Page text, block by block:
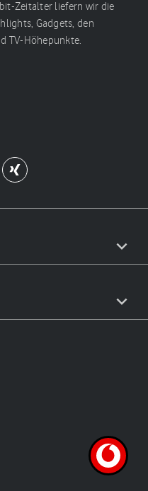
Zeitalter liefern wir die
Gadgets, den
TV-Höhepunkte.